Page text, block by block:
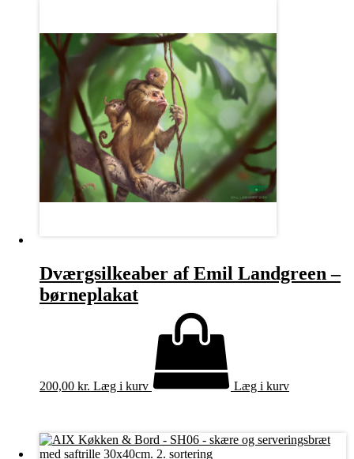
Dværgsilkeaber af Emil Landgreen –
børneplakat
200,00 kr. Læg i kurv Læg i kurv